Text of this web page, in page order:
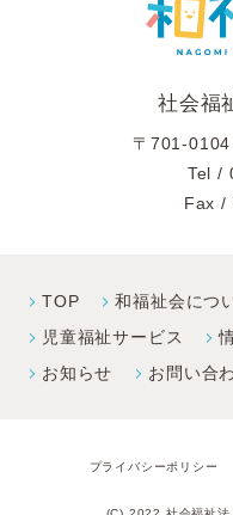
社会福
〒701-
Tel /
Fax /
TOP 和福祉会につ
児童福祉サービス
お知らせ
お問い合
プライバシーポリシー